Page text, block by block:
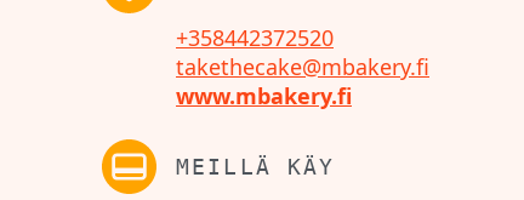
+358442372520
takethecake@mbakery.fi
www.mbakery.fi
MEILLÄ KÄY